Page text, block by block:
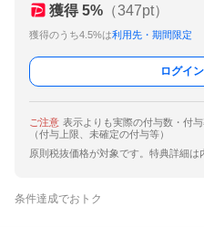
獲得 5% （347pt）
獲得のうち4.5%は利用先・期間限定
ログイ
ご注意 表示よりも実際の付与数・付
（付与上限、未確定の付与等）
原則税抜価格が対象です。特典詳細は
条件達成でおトク